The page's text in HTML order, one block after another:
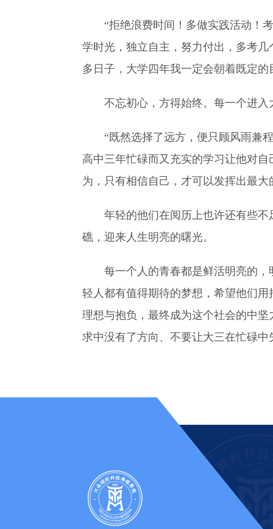
“拒绝浪费时间！多做实践活动！
学时光，独立自主，努力付出，多考
多日子，大学四年我一定会朝着既定的
不忘初心，方得始终。每一个进
“既然选择了远方，便只顾风雨兼
高中三年忙碌而又充实的学习让他对
为，只有相信自己，才可以发挥出最大
年轻的他们在阅历上也许还有些
礁，迎来人生明亮的曙光。
每一个人的青春都是鲜活明亮的
轻人都有值得期待的梦想，希望他们
理想与抱负，最终成为这个社会的中
求中没有了方向、不要让大三在忙碌